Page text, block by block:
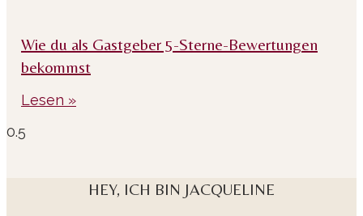
Wie du als Gastgeber 5-Sterne-Bewertungen
bekommst
Lesen »
HEY, ICH BIN JACQUELINE